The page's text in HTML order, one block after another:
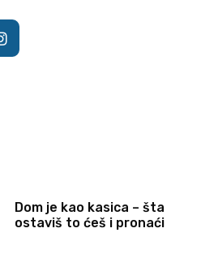
Dom je kao kasica – šta
ostaviš to ćeš i pronaći